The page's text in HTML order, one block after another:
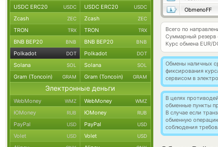
ObmenoFF
Всего по
Суммарный резерв
Курс обмена EUR/
Обмены наличных
фиксирования
сервисом в
В целях
обменные пункты
В случае если
обменную
соблюдения
USDC ERC20 USDC USDC ERC20 USDC
Zcash ZEC Zcash ZEC
TRON TRX TRON TRX
BNB BEP20 BNB BNB BEP20 BNB
Polkadot DOT Polkadot DOT
Solana SOL Solana SOL
Gram (Toncoin) GRAM Gram (Toncoin) GRAM
Электронные деньги
WebMoney WMZ WebMoney WMZ
ЮMoney RUB ЮMoney RUB
PayPal USD PayPal USD
Volet USD Volet USD